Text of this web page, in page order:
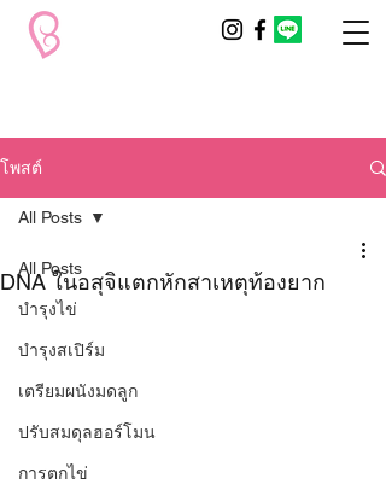
โพสต์
All Posts
บำรุงไข่
บำรุงสเปิร์ม
เตรียมผนังมดลูก
ปรับสมดุลฮอร์โมน
การตกไข่
All Posts
DNA ในอสุจิแตกหักสาเหตุท้องยาก